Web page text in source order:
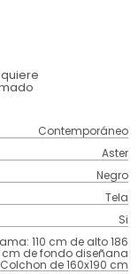
Contemporáneo
Aster
Negro
Tela
Si
110 cm de alto 186
cm de fondo diseñana
de 160x190 cm